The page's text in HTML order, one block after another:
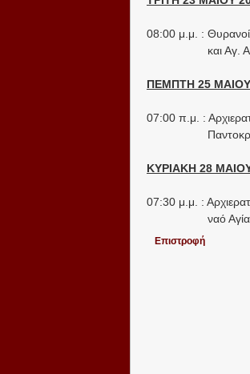
08:00 μ.μ. :
και Αγ.
ΠΕΜΠΤΗ 25
07:00 π.μ. :
ΚΥΡΙΑΚΗ 28
07:30 μ.μ. :
ναό
Επιστροφή